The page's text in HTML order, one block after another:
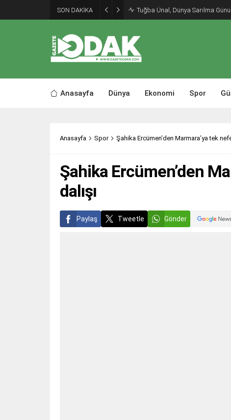
SON DAKİKA Tuğba Ünal, Dünya Sarılma
Anasayfa Dünya Ekonomi Spor
Anasayfa Spor Şahika Ercümen’den Marmara’ya tek
Şahika Ercümen’den
dalışı
Paylaş Tweetle Gönder